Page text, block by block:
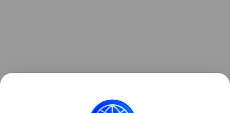
для отдельных моделей рост составил почти 13%.